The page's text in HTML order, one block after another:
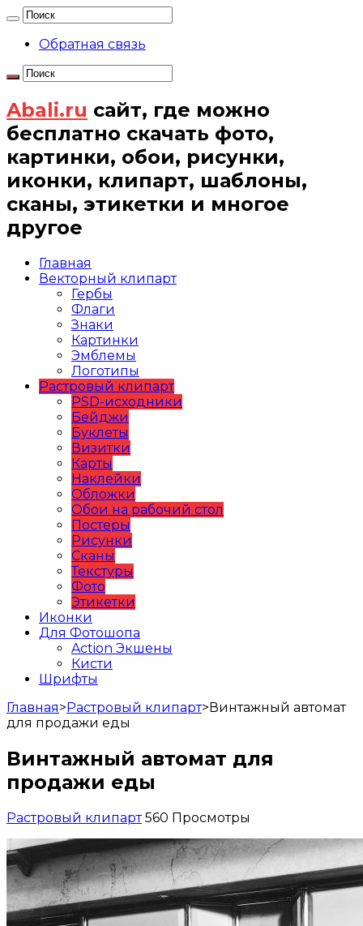
Обратная связь
Abali.ru сайт, где можно
бесплатно скачать фото,
картинки, обои, рисунки,
иконки, клипарт, шаблоны,
сканы, этикетки и многое
другое
Главная
Векторный клипарт
Гербы
Флаги
Знаки
Картинки
Эмблемы
Логотипы
Растровый клипарт
PSD-исходники
Бейджи
Буклеты
Визитки
Карты
Наклейки
Обложки
Обои на рабочий стол
Постеры
Рисунки
Сканы
Текстуры
Фото
Этикетки
Иконки
Для Фотошопа
Action Экшены
Кисти
Шрифты
Главная>Растровый клипарт>Винтажный автомат
для продажи еды
Винтажный автомат для
продажи еды
Растровый клипарт 560 Просмотры